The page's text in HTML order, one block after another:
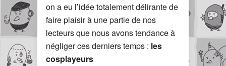
on a eu l’idée totalement délirante de
faire plaisir à une partie de nos
lecteurs que nous avons tendance à
négliger ces derniers temps : les
cosplayeurs